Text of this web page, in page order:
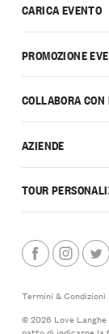
CARICA EVENTO
PROMOZIONE
COLLABORA CON
AZIENDE
TOUR
Termini & Condizioni
© 2026 Love